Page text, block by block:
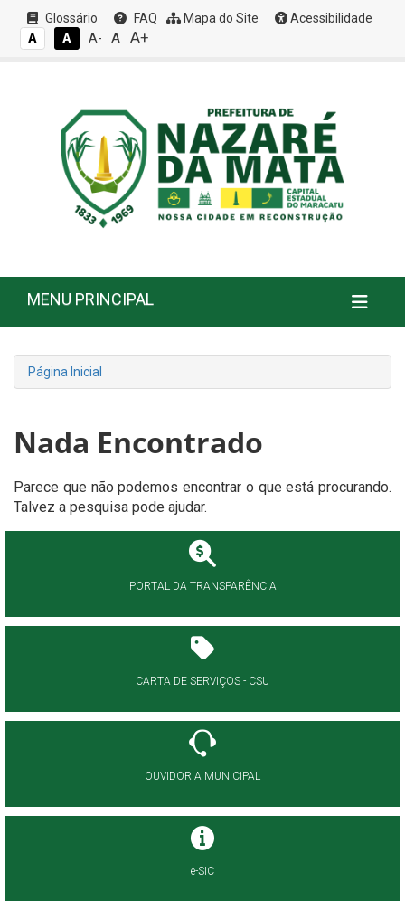
Glossário FAQ Mapa do Site
Acessibilidade
A
A A- A A+
MENU PRINCIPAL
Página Inicial
Nada Encontrado
Parece que não podemos encontrar o que está procurando.
Talvez a pesquisa pode ajudar.
PORTAL DA TRANSPARÊNCIA
CARTA DE SERVIÇOS - CSU
OUVIDORIA MUNICIPAL
e-SIC